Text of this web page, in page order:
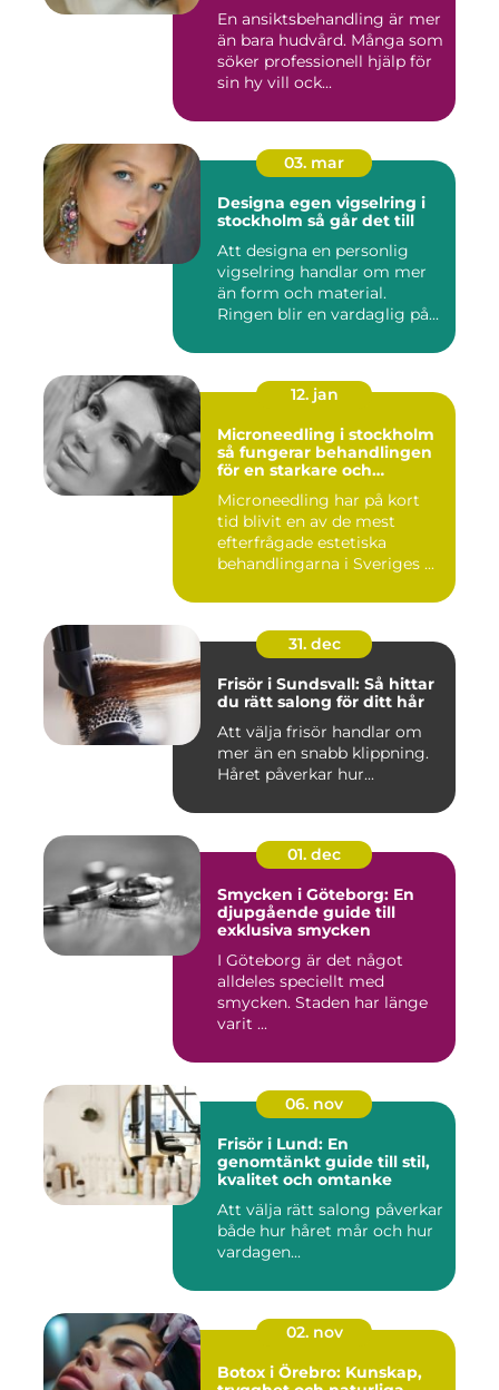
En ansiktsbehandling är mer
än bara hudvård. Många som
söker professionell hjälp för
sin hy vill ock...
03. mar
Designa egen vigselring i
stockholm så går det till
Att designa en personlig
vigselring handlar om mer
än form och material.
Ringen blir en vardaglig på...
12. jan
Microneedling i stockholm
så fungerar behandlingen
för en starkare och
Microneedling har på kort
tid blivit en av de mest
efterfrågade estetiska
behandlingarna i Sveriges ...
31. dec
Frisör i Sundsvall: Så hittar
du rätt salong för ditt hår
Att välja frisör handlar om
mer än en snabb klippning.
Håret påverkar hur...
01. dec
Smycken i Göteborg: En
djupgående guide till
exklusiva smycken
I Göteborg är det något
alldeles speciellt med
smycken. Staden har länge
varit ...
06. nov
Frisör i Lund: En
genomtänkt guide till stil,
kvalitet och omtanke
Att välja rätt salong påverkar
både hur håret mår och hur
vardagen...
02. nov
Botox i Örebro: Kunskap,